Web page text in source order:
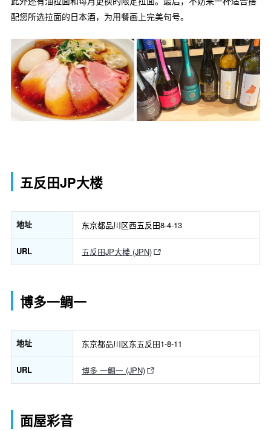
配您所选拉面的日本酒，为用餐画上完美句号。
五反田JP大楼
地址 东京都品川区西五反田8-4-13
URL 五反田JP大楼 (JPN)
博多一鲷一
地址 东京都品川区东五反田1-8-11
URL 博多 一鲷一 (JPN)
面屋彩音